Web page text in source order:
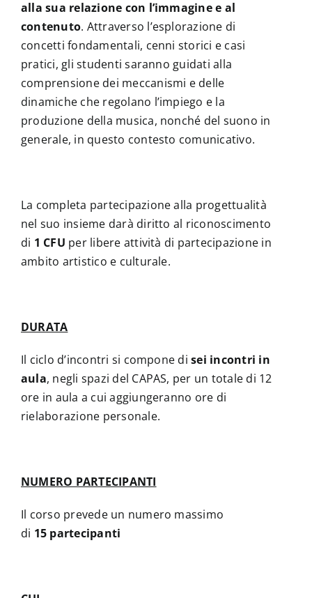
alla sua relazione con l’immagine e al
contenuto. Attraverso l’esplorazione di
concetti fondamentali, cenni storici e casi
pratici, gli studenti saranno guidati alla
comprensione dei meccanismi e delle
dinamiche che regolano l’impiego e la
produzione della musica, nonché del suono in
generale, in questo contesto comunicativo.
La completa partecipazione alla progettualità
nel suo insieme darà diritto al riconoscimento
di 1 CFU per libere attività di partecipazione in
ambito artistico e culturale.
DURATA
Il ciclo d’incontri si compone disei incontri in
aula, negli spazi del CAPAS, per un totale di 12
ore in aula a cui aggiungeranno ore di
rielaborazione personale.
NUMERO PARTECIPANTI
Il corso prevede un numero massimo
di 15 partecipanti